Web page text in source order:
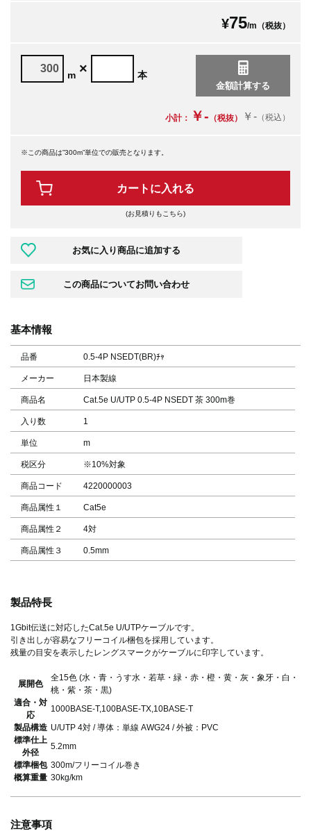
¥75/m（税抜）
m × 本
小計： ￥- （税抜） ￥- （税込）
※この商品は”300m”単位での販売となります。
カートに入れる
(お見積りもこちら)
基本情報
品番 0.5-4P NSEDT(BR)ﾁｬ
メーカー 日本製線
商品名 Cat.5e U/UTP 0.5-4P NSEDT 茶 300m巻
入り数 1
単位 m
税区分 ※10%対象
商品コード 4220000003
商品属性１ Cat5e
商品属性２ 4対
商品属性３ 0.5mm
製品特長
1Gbit伝送に対応したCat.5e U/UTPケーブルです。
引き出しが容易なフリーコイル梱包を採用しています。
残量の目安を表示したレングスマークがケーブルに印字しています。
展開色
全15色 (水・青・うす水・若草・緑・赤・橙・黄・灰・象牙・白・
桃・紫・茶・黒)
適合・対
応
1000BASE-T,100BASE-TX,10BASE-T
製品構造 U/UTP 4対 / 導体：単線 AWG24 / 外被：PVC
標準仕上
外径
5.2mm
標準梱包 300m/フリーコイル巻き
概算重量 30kg/km
注意事項